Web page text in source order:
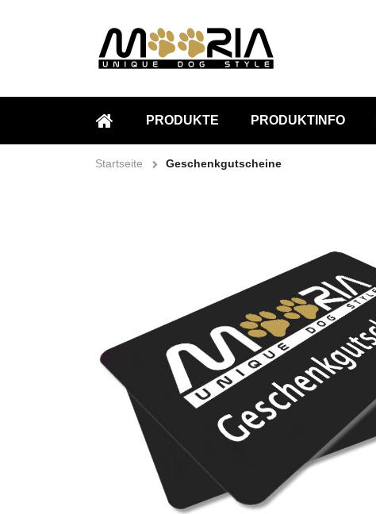
STARTSEITE
PRODUKTE PRODUKTINFO
Startseite Geschenkgutscheine